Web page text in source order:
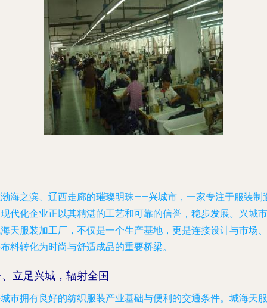
海之滨、辽西走廊的璀璨明珠——兴城市，一家专注于服装制
代化企业正以其精湛的工艺和可靠的信誉，稳步发展。兴城市
天服装加工厂，不仅是一个生产基地，更是连接设计与市场、
料转化为时尚与舒适成品的重要桥梁。
立足兴城，辐射全国
市拥有良好的纺织服装产业基础与便利的交通条件。城海天服